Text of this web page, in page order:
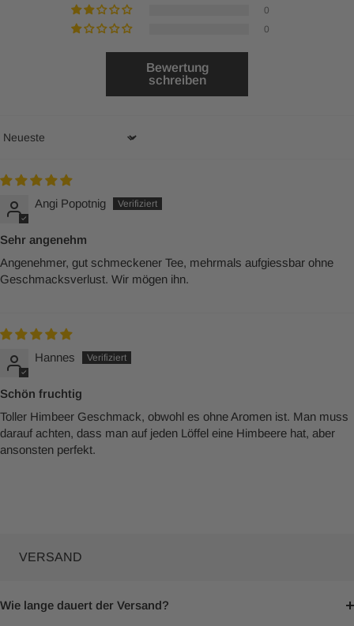
0
0
Bewertung
schreiben
Sort by
Angi Popotnig
Sehr angenehm
Angenehmer, gut schmeckener Tee, mehrmals aufgiessbar ohne
Geschmacksverlust. Wir mögen ihn.
Hannes
Schön fruchtig
Toller Himbeer Geschmack, obwohl es ohne Aromen ist. Man muss
darauf achten, dass man auf jeden Löffel eine Himbeere hat, aber
ansonsten perfekt.
VERSAND
Wie lange dauert der Versand?